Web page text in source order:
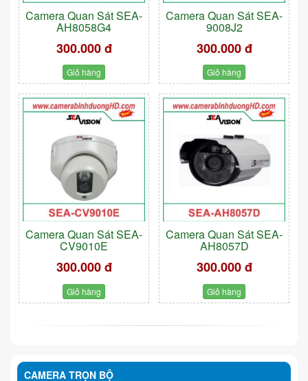
Camera Quan Sát SEA-
AH8058G4
300.000 đ
Giỏ hàng
Camera Quan Sát SEA-
9008J2
300.000 đ
Giỏ hàng
Camera Quan Sát SEA-
CV9010E
300.000 đ
Giỏ hàng
Camera Quan Sát SEA-
AH8057D
300.000 đ
Giỏ hàng
CAMERA TRỌN BỘ